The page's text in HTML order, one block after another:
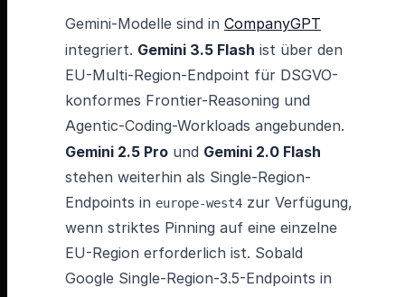
Gemini-Modelle sind in CompanyGPT
integriert. Gemini 3.5 Flash ist über den
EU-Multi-Region-Endpoint für DSGVO-
konformes Frontier-Reasoning und
Agentic-Coding-Workloads angebunden.
Gemini 2.5 Pro und Gemini 2.0 Flash
stehen weiterhin als Single-Region-
Endpoints in europe-west4 zur Verfügung,
wenn striktes Pinning auf eine einzelne
EU-Region erforderlich ist. Sobald
Google Single-Region-3.5-Endpoints in